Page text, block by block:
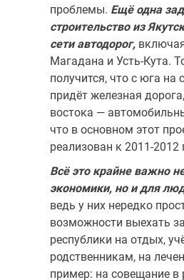
проблемы. Ещё одна
строительство из
сети автодорог,
Магадана и Усть-Кута.
получится, что с юга на
придёт железная
востока —
что в основном этот
реализован к 2011-2012
Всё это крайне важно
экономики, но и для
ведь у них нередко
возможности выехать
республики на отдых,
родственникам, на
пример: на совещание в